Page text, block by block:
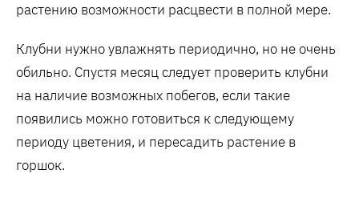
растению возможности расцвести в полной мере.
Клубни нужно увлажнять периодично, но не очень
обильно. Спустя месяц следует проверить клубни
на наличие возможных побегов, если такие
появились можно готовиться к следующему
периоду цветения, и пересадить растение в
горшок.